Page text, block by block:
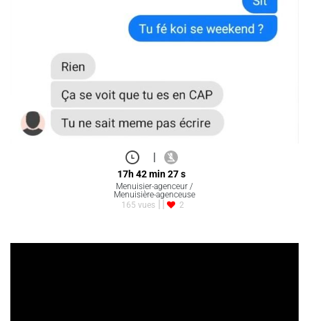
|
17h 42 min 27 s
Menuisier-agenceur /
Menuisière-agenceuse
165 vues
2